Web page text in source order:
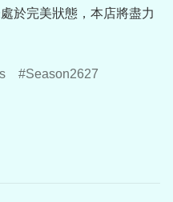
於完美狀態，本店將盡力
Season2627